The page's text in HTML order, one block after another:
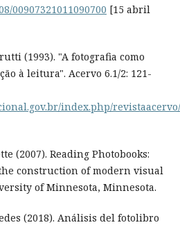
00907321011090700 [15 abril
(1993). "A fotografia como
à leitura". Acervo 6.1/2: 121-
index.php/
(2007). Reading Photobooks:
construction of modern visual
of Minnesota, Minnesota.
(2018). Análisis del fotolibro